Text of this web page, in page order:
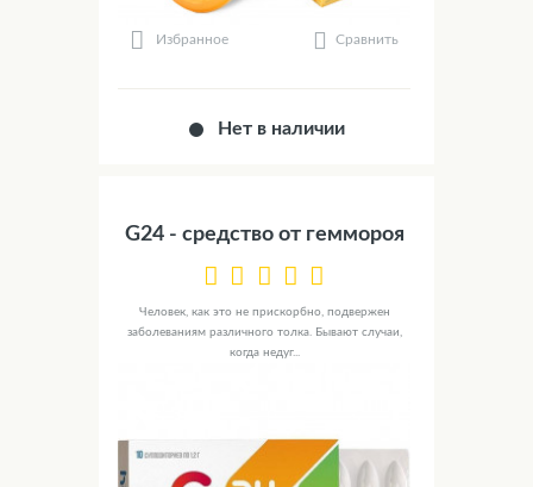
Избранное Сравнить
Нет в наличии
G24 - средство от геммороя
Человек, как это не прискорбно, подвержен
заболеваниям различного толка. Бывают случаи,
когда недуг...